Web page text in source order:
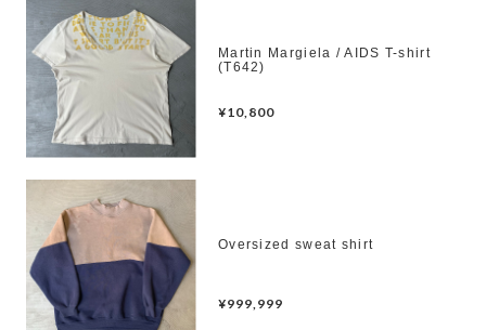
Martin Margiela / AIDS T-shirt
(T642)
¥10,800
Oversized sweat shirt
¥999,999